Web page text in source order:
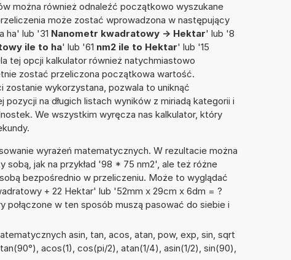
można również odnaleźć początkowo wyszukane
może zostać wprowadzona w następujący
ha' lub '31 Nanometr kwadratowy -> Hektar' lub '8
ile to ha' lub '61 nm2 ile to Hektar' lub '15
tej opcji kalkulator również natychmiastowo
zostać przeliczona początkowa wartość.
wykorzystana, pozwala to uniknąć
na długich listach wyników z miriadą kategorii i
We wszystkim wyręcza nas kalkulator, który
wyrażeń matematycznych. W rezultacie można
sobą, jak na przykład '98 * 75 nm2', ale też różne
bezpośrednio w przeliczeniu. Może to wyglądać
+ 22 Hektar' lub '52mm x 29cm x 6dm = ?
połączone w ten sposób muszą pasować do siebie i
asin, tan, acos, atan, pow, exp, sin, sqrt
acos(1), cos(pi/2), atan(1/4), asin(1/2), sin(90),